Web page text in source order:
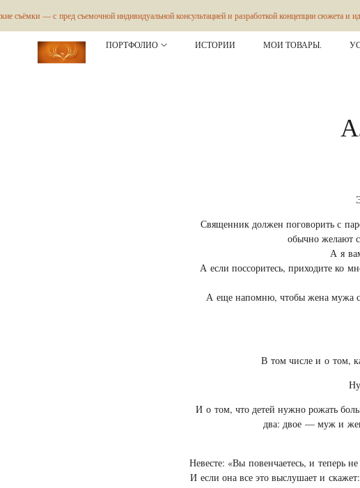
ПОРТФОЛИО ИСТОРИИ МОИ ТОВАРЫ.
Священник должен поговорить с
обычно желают
А я
А если поссоритесь, приходите ко
А еще напомню, чтобы жена мужа
В том числе и о том,
И о том, что детей нужно рожать
два: двое — муж и
Невесте: «Вы повенчаетесь, и теперь
И если она все это выслушает и
— с пред съемочной индивидуальной консультацией и разработкой концепции сюжета и идеи